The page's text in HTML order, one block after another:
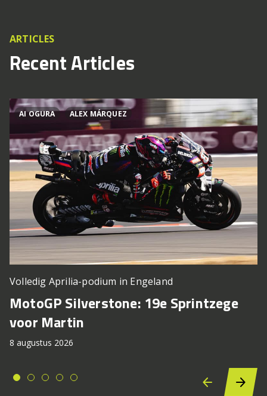
ARTICLES
Recent Articles
AI OGURA ALEX MÁRQUEZ
Volledig Aprilia-podium in Engeland
MotoGP Silverstone: 19e Sprintzege
voor Martin
8 augustus 2026